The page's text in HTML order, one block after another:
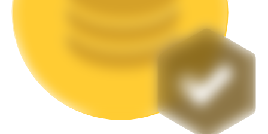
การเซ้งแบบยืดหยุ่นเพื่อรับโทเคนยอดนิยม